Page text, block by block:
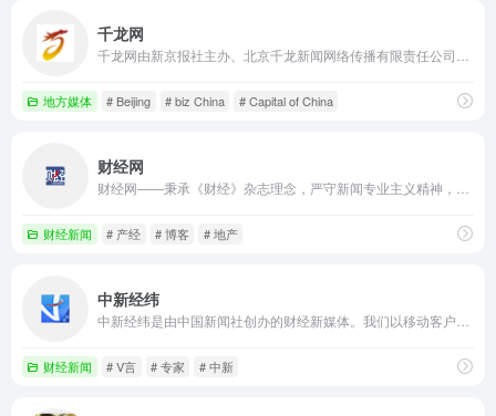
千龙网
地方媒体 # Beijing # biz China # Capital of China
财经网
财经新闻 # 产经 # 博客 # 地产
中新经纬
财经新闻 # V言 # 专家 # 中新